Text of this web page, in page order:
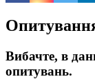
Вибачте, в
опитувань.